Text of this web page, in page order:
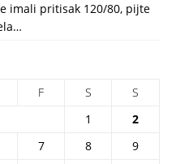
imali pritisak 120/80, pijte
F S
S
1
2
7 8
9